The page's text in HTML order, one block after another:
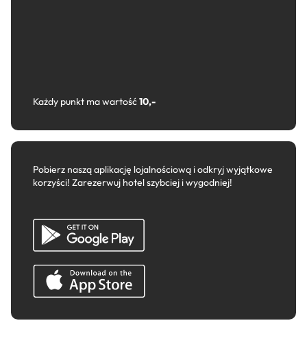
Każdy punkt ma wartość10,-
Pobierz naszą aplikację lojalnościową i odkryj wyjątkowe
korzyści! Zarezerwuj hotel szybciej i wygodniej!